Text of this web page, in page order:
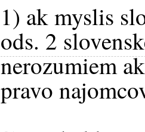
1) ak myslis
ods. 2
nerozumiem
pravo